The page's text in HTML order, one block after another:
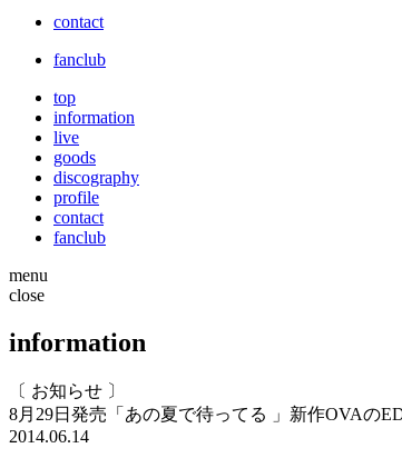
contact
fanclub
top
information
live
goods
discography
profile
contact
fanclub
menu
close
information
〔 お知らせ 〕
8月29日発売「あの夏で待ってる 」新作OVAの
2014.06.14